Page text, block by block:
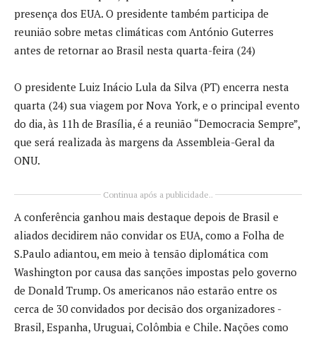
presença dos EUA. O presidente também participa de
reunião sobre metas climáticas com António Guterres
antes de retornar ao Brasil nesta quarta-feira (24)
O presidente Luiz Inácio Lula da Silva (PT) encerra nesta
quarta (24) sua viagem por Nova York, e o principal evento
do dia, às 11h de Brasília, é a reunião “Democracia Sempre”,
que será realizada às margens da Assembleia-Geral da
ONU.
Continua após a publicidade..
A conferência ganhou mais destaque depois de Brasil e
aliados decidirem não convidar os EUA, como a Folha de
S.Paulo adiantou, em meio à tensão diplomática com
Washington por causa das sanções impostas pelo governo
de Donald Trump. Os americanos não estarão entre os
cerca de 30 convidados por decisão dos organizadores -
Brasil, Espanha, Uruguai, Colômbia e Chile. Nações como